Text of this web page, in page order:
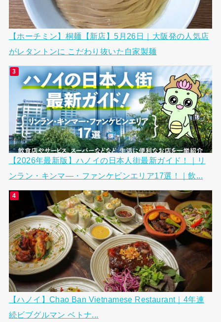
【ホーチミン】桐麺【新店】5月26日｜大阪発の人気店
がレタントンに こだわり抜いた自家製麺
【2026年最新版】ハノイの日本人街最新ガイド！｜リ
ンラン・キンマ―・ファンケビンエリア17選！｜飲...
【ハノイ】Chao Ban Vietnamese Restaurant｜4年連
続ビブグルマン ベトナ...